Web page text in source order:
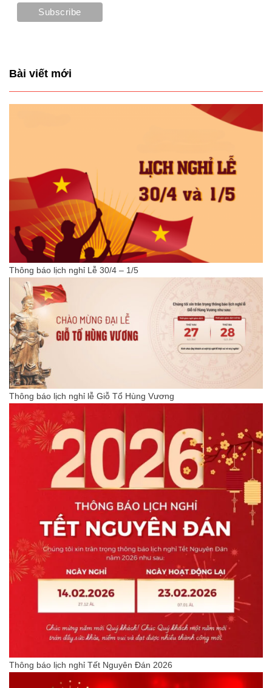
Bài viết mới
Thông báo lịch nghỉ Lễ 30/4 – 1/5
Thông báo lịch nghỉ lễ Giỗ Tổ Hùng Vương
Thông báo lịch nghỉ Tết Nguyên Đán 2026